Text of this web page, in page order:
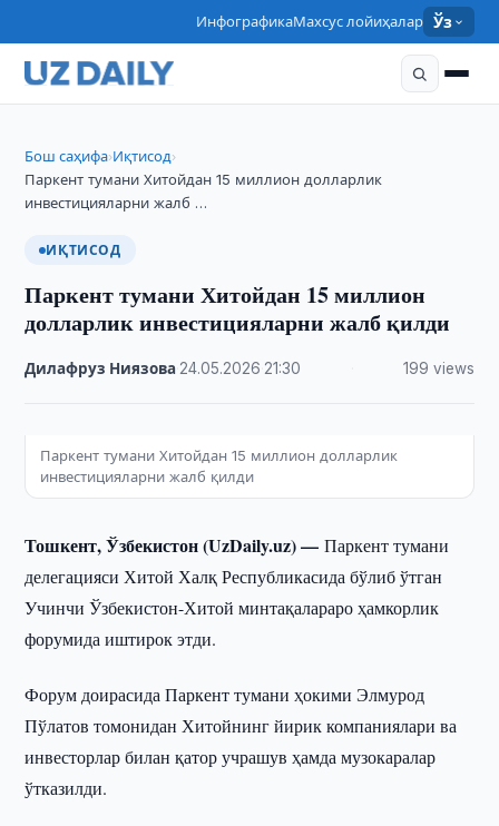
ИнфографикаМахсус лойиҳалар Ўз
Бош саҳифа›Иқтисод›
Паркент тумани Хитойдан 15 миллион долларлик
инвестицияларни жалб …
ИҚТИСОД
Паркент тумани Хитойдан 15 миллион
долларлик инвестицияларни жалб қилди
Дилафруз Ниязова 24.05.2026 21:30 199 views
Паркент тумани Хитойдан 15 миллион долларлик
инвестицияларни жалб қилди
Тошкент, Ўзбекистон (UzDaily.uz) —Паркент тумани
делегацияси Хитой Халқ Республикасида бўлиб ўтган
Учинчи Ўзбекистон-Хитой минтақалараро ҳамкорлик
форумида иштирок этди.
Форум доирасида Паркент тумани ҳокими Элмурод
Пўлатов томонидан Хитойнинг йирик компаниялари ва
инвесторлар билан қатор учрашув ҳамда музокаралар
ўтказилди.